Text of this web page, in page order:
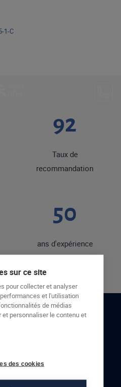
92
Taux de
recommandation
50
ans d'expérience
EN CONTACT
1-C
sur ce site
pour collecter et analyser
et l'utilisation
de médias
personnaliser le contenu et
des cookies